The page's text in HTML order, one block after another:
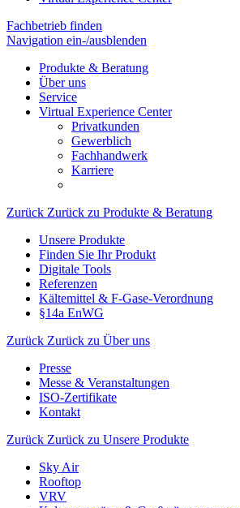
Fachbetrieb finden
Navigation ein-/ausblenden
Produkte & Beratung
Über uns
Service
Virtual Experience Center
Privatkunden
Gewerblich
Fachhandwerk
Karriere
Zurück Zurück zu Produkte & Beratung
Unsere Produkte
Finden Sie Ihr Produkt
Digitale Tools
Referenzen
Kältemittel & F-Gase-Verordnung
§14a EnWG
Zurück Zurück zu Über uns
Presse
Messe & Veranstaltungen
ISO-Zertifikate
Kontakt
Zurück Zurück zu Unsere Produkte
Sky Air
Rooftop
VRV